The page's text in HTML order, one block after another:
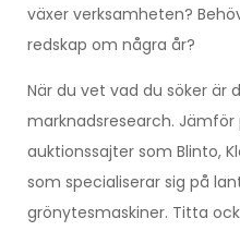
växer verksamheten?
redskap om några år?
När du vet vad du söker är
marknadsresearch. Jämför
auktionssajter som Blinto,
som specialiserar sig på
grönytesmaskiner. Titta